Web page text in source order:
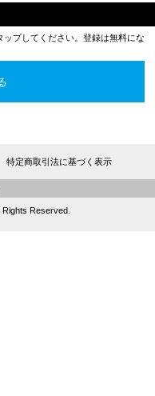
プしてください。登録は無料にな
特定商取引法に基づく表示
Reserved.